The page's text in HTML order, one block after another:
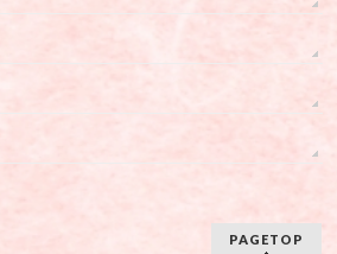
PAGETOP